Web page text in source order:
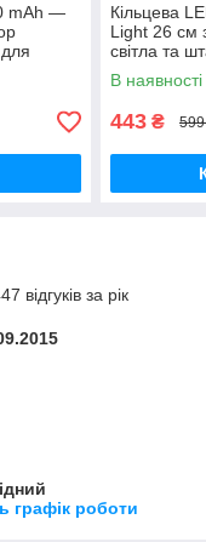
mAh —
Кільцева
Light 26 см
світла та
світло для
візажистів,
В наявності
443 ₴
відгуків за рік
графік роботи